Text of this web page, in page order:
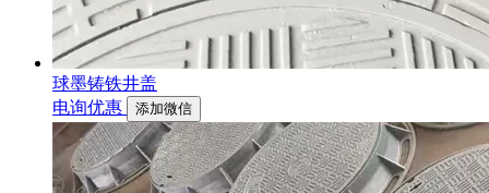
球墨铸铁井盖
电询优惠
添加微信